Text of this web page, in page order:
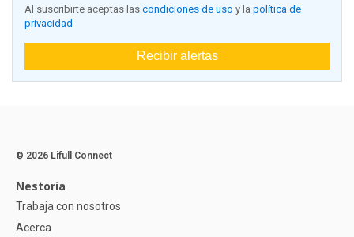
Al suscribirte aceptas las condiciones de uso y la política de
privacidad
Recibir alertas
© 2026 Lifull Connect
Nestoria
Trabaja con nosotros
Acerca